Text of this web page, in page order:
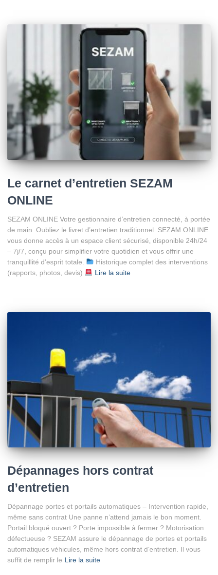
Le carnet d’entretien SEZAM
ONLINE
SEZAM ONLINE Votre gestionnaire d’entretien connecté, à portée
de main. Oubliez le livret d’entretien traditionnel. SEZAM ONLINE
vous donne accès à un espace client sécurisé, disponible 24h/24
– 7j/7, conçu pour simplifier votre quotidien et vous offrir une
tranquillité d’esprit totale.
Historique complet des interventions
(rapports, photos, devis)
Lire la suite
Dépannages hors contrat
d’entretien
Dépannage portes et portails automatiques – Intervention rapide,
même sans contrat Une panne n’attend jamais le bon moment.
Portail bloqué ouvert ? Porte impossible à fermer ? Motorisation
défectueuse ? SEZAM assure le dépannage de portes et portails
automatiques véhicules, même hors contrat d’entretien. Il vous
suffit de remplir le Lire la suite